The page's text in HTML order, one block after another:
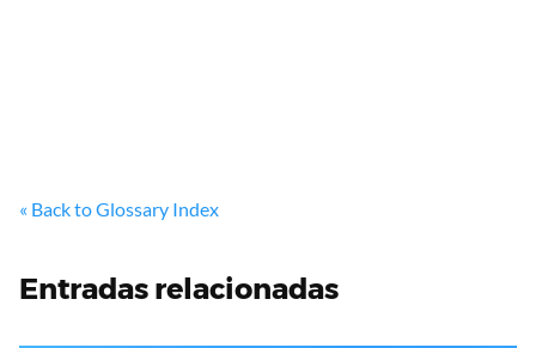
« Back to Glossary Index
Entradas relacionadas